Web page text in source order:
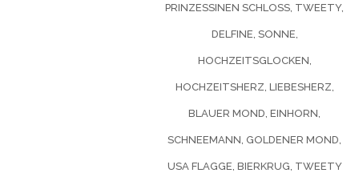
PRINZESSINEN SCHLOSS, TWEETY,
DELFINE, SONNE,
HOCHZEITSGLOCKEN,
HOCHZEITSHERZ, LIEBESHERZ,
BLAUER MOND, EINHORN,
SCHNEEMANN, GOLDENER MOND,
USA FLAGGE, BIERKRUG, TWEETY